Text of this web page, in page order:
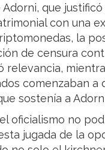
que justificó
con una
la
de censura
relevancia,
comenzaban a
sostenía a
oficialismo no
jugada de la